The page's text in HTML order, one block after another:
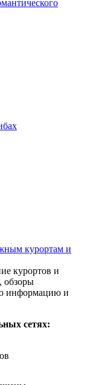
курортам и
курортов и
обзоры
информацию и
сетях: